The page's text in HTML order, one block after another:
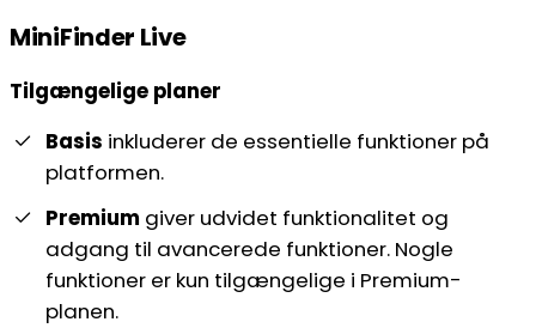
MiniFinder Live
Tilgængelige planer
Basis inkluderer de essentielle funktioner på
platformen.
Premium giver udvidet funktionalitet og
adgang til avancerede funktioner. Nogle
funktioner er kun tilgængelige i Premium-
planen.